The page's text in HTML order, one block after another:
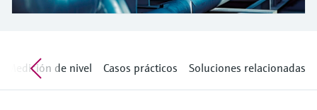
específicas sobre los productos.
Buscador de repuestos
electromecánico
microondas
Memosens technology
la transparencia de los procesos
sólida y fundamentada
Medición de nivel Casos prácticos Soluciones relacionadas